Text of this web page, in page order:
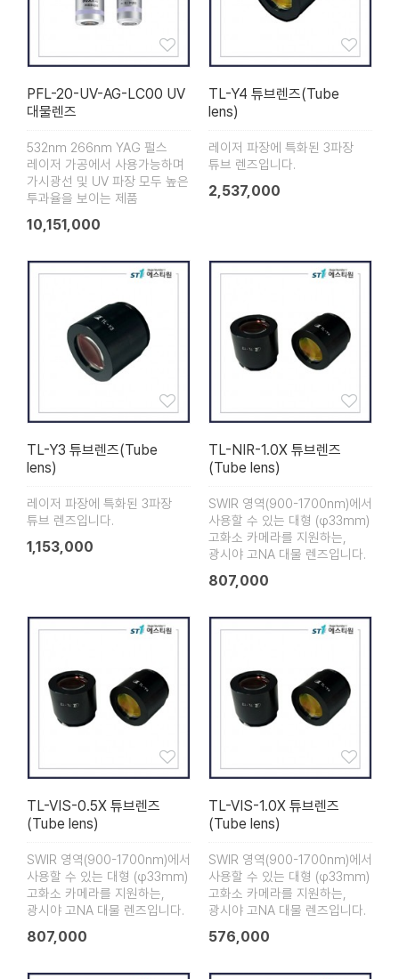
PFL-20-UV-AG-LC00 UV
대물렌즈
532nm 266nm YAG 펄스
레이저 가공에서 사용가능하며
가시광선 및 UV 파장 모두 높은
투과율을 보이는 제품
10,151,000
TL-Y4 튜브렌즈(Tube
lens)
레이저 파장에 특화된 3파장
튜브 렌즈입니다.
2,537,000
TL-Y3 튜브렌즈(Tube
lens)
레이저 파장에 특화된 3파장
튜브 렌즈입니다.
1,153,000
TL-NIR-1.0X 튜브렌즈
(Tube lens)
SWIR 영역(900-1700nm)에서
사용할 수 있는 대형 (φ33mm)
고화소 카메라를 지원하는,
광시야 고NA 대물 렌즈입니다.
807,000
TL-VIS-0.5X 튜브렌즈
(Tube lens)
SWIR 영역(900-1700nm)에서
사용할 수 있는 대형 (φ33mm)
고화소 카메라를 지원하는,
광시야 고NA 대물 렌즈입니다.
807,000
TL-VIS-1.0X 튜브렌즈
(Tube lens)
SWIR 영역(900-1700nm)에서
사용할 수 있는 대형 (φ33mm)
고화소 카메라를 지원하는,
광시야 고NA 대물 렌즈입니다.
576,000